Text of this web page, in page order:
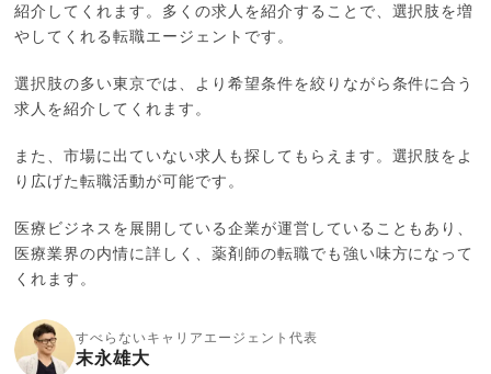
紹介してくれます。多くの求人を紹介することで、選択肢を増
やしてくれる転職エージェントです。
選択肢の多い東京では、より希望条件を絞りながら条件に合う
求人を紹介してくれます。
また、市場に出ていない求人も探してもらえます。選択肢をよ
り広げた転職活動が可能です。
医療ビジネスを展開している企業が運営していることもあり、
医療業界の内情に詳しく、薬剤師の転職でも強い味方になって
くれます。
すべらないキャリアエージェント代表
末永雄大